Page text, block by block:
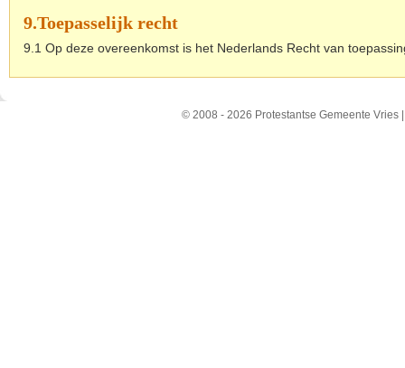
9.Toepasselijk recht
9.1 Op deze overeenkomst is het Nederlands Recht van
© 2008 - 2026 Protestantse Gemeente Vries